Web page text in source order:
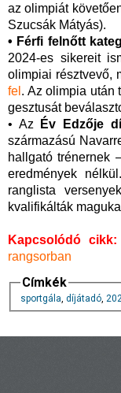
az olimpiát
Szucsák Mátyás).
• Férfi felnőtt
2024-es sikereit
olimpiai résztvevő,
fel . Az olimpia után
gesztusát
• Az
Év Edzője
származású
hallgató trénernek
eredmények
ranglista
kvalifikálták
Kapcsolódó cikk:
rangsorban
Címkék
sportgála, díjátadó,